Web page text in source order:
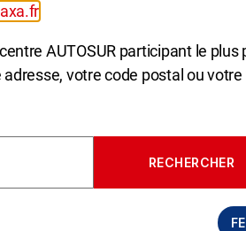
ici.
PERSONNALISER
AUTOSUR participant le plus
votre code postal ou votre